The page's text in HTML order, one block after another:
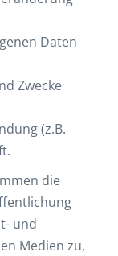
Daten
Zwecke
(z.B.
die
und
Medien zu,